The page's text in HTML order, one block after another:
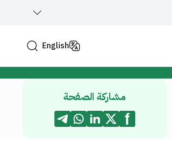
English
مشاركة الصفحة